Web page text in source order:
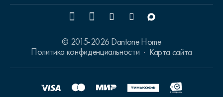
© 2015-2026 Dantone Home
Политика конфиденциальности
Карта сайта